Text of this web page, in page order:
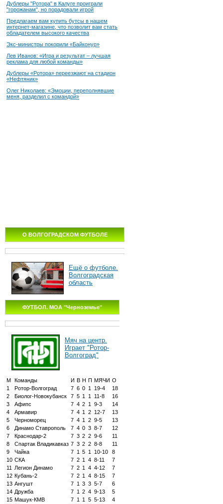
Дублеры "Ротора" в Калуге проиграли
"горожанам", но порадовали игрой
Предлагаем вам купить бутсы в нашем
интернет-магазине, что позволит вам стать
обладателем высокого качества
Экс-министры покорили «Байконур»
Лев Иванов: «Игра и результат – лучшая
реклама для любой команды»
Дублеры «Ротора» переезжают на стадион
«Нефтяник»
Олег Николаев: «Эмоции, переполнявшие
меня, разделил с командой»
О ВОЛГОГРАДСКОМ ФУТБОЛЕ
Ещё о футболе.
Волгоградская
область
ФУТБОЛ. МОА "Черноземье"
Мяч на центр.
Играет "Ротор-
Волгоград"
М Команды И В Н П МЯЧИ О
1
Ротор-Волгоград 7 6 0 1 19-4
18
2
Биолог-Новокубанск 7 5 1 1 11-8
16
3
Афипс 7 4 2 1 9-3
14
4
Армавир 7 4 1 2 12-7
13
5
Черноморец 7 4 1 2 9-5
13
6
Динамо Ставрополь 7 4 0 3 8-7
12
7
Краснодар-2 7 3 2 2 9-6
11
8
Спартак Владикавказ 7 3 2 2 8-8
11
9
Чайка 7 1 5 1 10-10
8
10 СКА 7 2 1 4 8-11
7
11
Легион Динамо 7 2 1 4 4-12
7
12 Кубань-2 7 2 1 4 8-15
7
13 Ангушт 7 1 3 3 5-7
6
14 Дружба 7 1 2 4 9-13
5
15 Машук-КМВ 7 1 1 5 5-13
4